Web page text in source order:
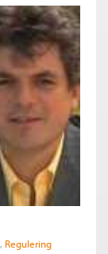
Regulering